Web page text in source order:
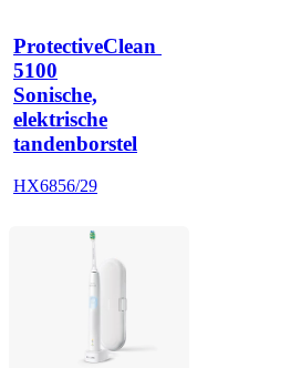
ProtectiveClean
5100
Sonische,
elektrische
tandenborstel
HX6856/29